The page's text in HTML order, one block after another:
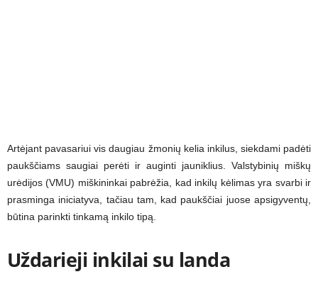
Artėjant pavasariui vis daugiau žmonių kelia inkilus, siekdami padėti
paukščiams saugiai perėti ir auginti jauniklius. Valstybinių miškų
urėdijos (VMU) miškininkai pabrėžia, kad inkilų kėlimas yra svarbi ir
prasminga iniciatyva, tačiau tam, kad paukščiai juose apsigyventų,
būtina parinkti tinkamą inkilo tipą.
Uždarieji inkilai su landa